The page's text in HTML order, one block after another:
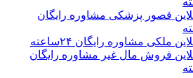
قصور پزشکی مشاوره رایگان
مشاوره رایگان ۲۴ساعته
فروش مال غیر مشاوره رایگان